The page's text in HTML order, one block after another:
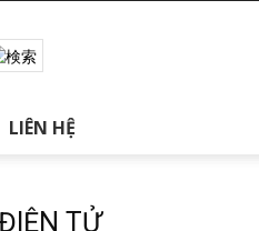
LIÊN HỆ
TỬ